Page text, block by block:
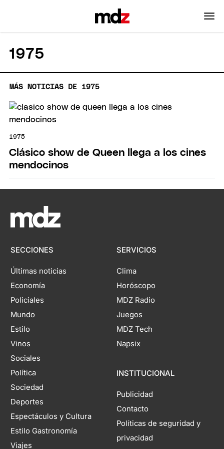
1975
MÁS NOTICIAS DE 1975
1975
Clásico show de Queen llega a los cines
mendocinos
SECCIONES
Últimas noticias
Economía
Policiales
Mundo
Estilo
Vinos
Sociales
Política
Sociedad
Deportes
Espectáculos y Cultura
Estilo Gastronomía
Viajes
SERVICIOS
Clima
Horóscopo
MDZ Radio
Juegos
MDZ Tech
Napsix
INSTITUCIONAL
Publicidad
Contacto
Políticas de seguridad y
privacidad